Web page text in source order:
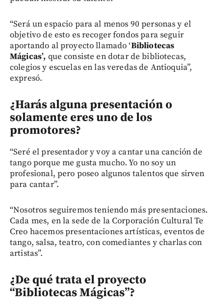
“Será un espacio para al menos 90 personas y el
objetivo de esto es recoger fondos para seguir
aportando al proyecto llamado ‘Bibliotecas
Mágicas’, que consiste en dotar de bibliotecas,
colegios y escuelas en las veredas de Antioquia”,
expresó.
¿Harás alguna presentación o
solamente eres uno de los
promotores?
“Seré el presentador y voy a cantar una canción de
tango porque me gusta mucho. Yo no soy un
profesional, pero poseo algunos talentos que sirven
para cantar”.
“Nosotros seguiremos teniendo más presentaciones.
Cada mes, en la sede de la Corporación Cultural Te
Creo hacemos presentaciones artísticas, eventos de
tango, salsa, teatro, con comediantes y charlas con
artistas”.
¿De qué trata el proyecto
“Bibliotecas Mágicas”?